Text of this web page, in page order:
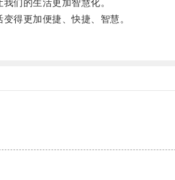
们的生活更加智慧化。
得更加便捷、快捷、智慧。